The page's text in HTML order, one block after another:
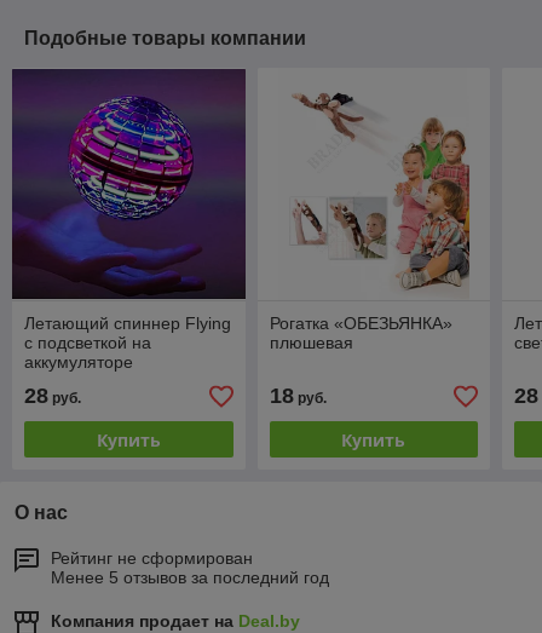
Подобные товары компании
Летающий спиннер Flying
с подсветкой на
аккумуляторе
28 руб.
Купить
Рогатка «ОБЕЗЬЯНКА»
плюшевая
18руб.
Купить
28
О нас
Рейтинг не сформирован
Менее 5 отзывов за последний год
Компания продает на Deal.by